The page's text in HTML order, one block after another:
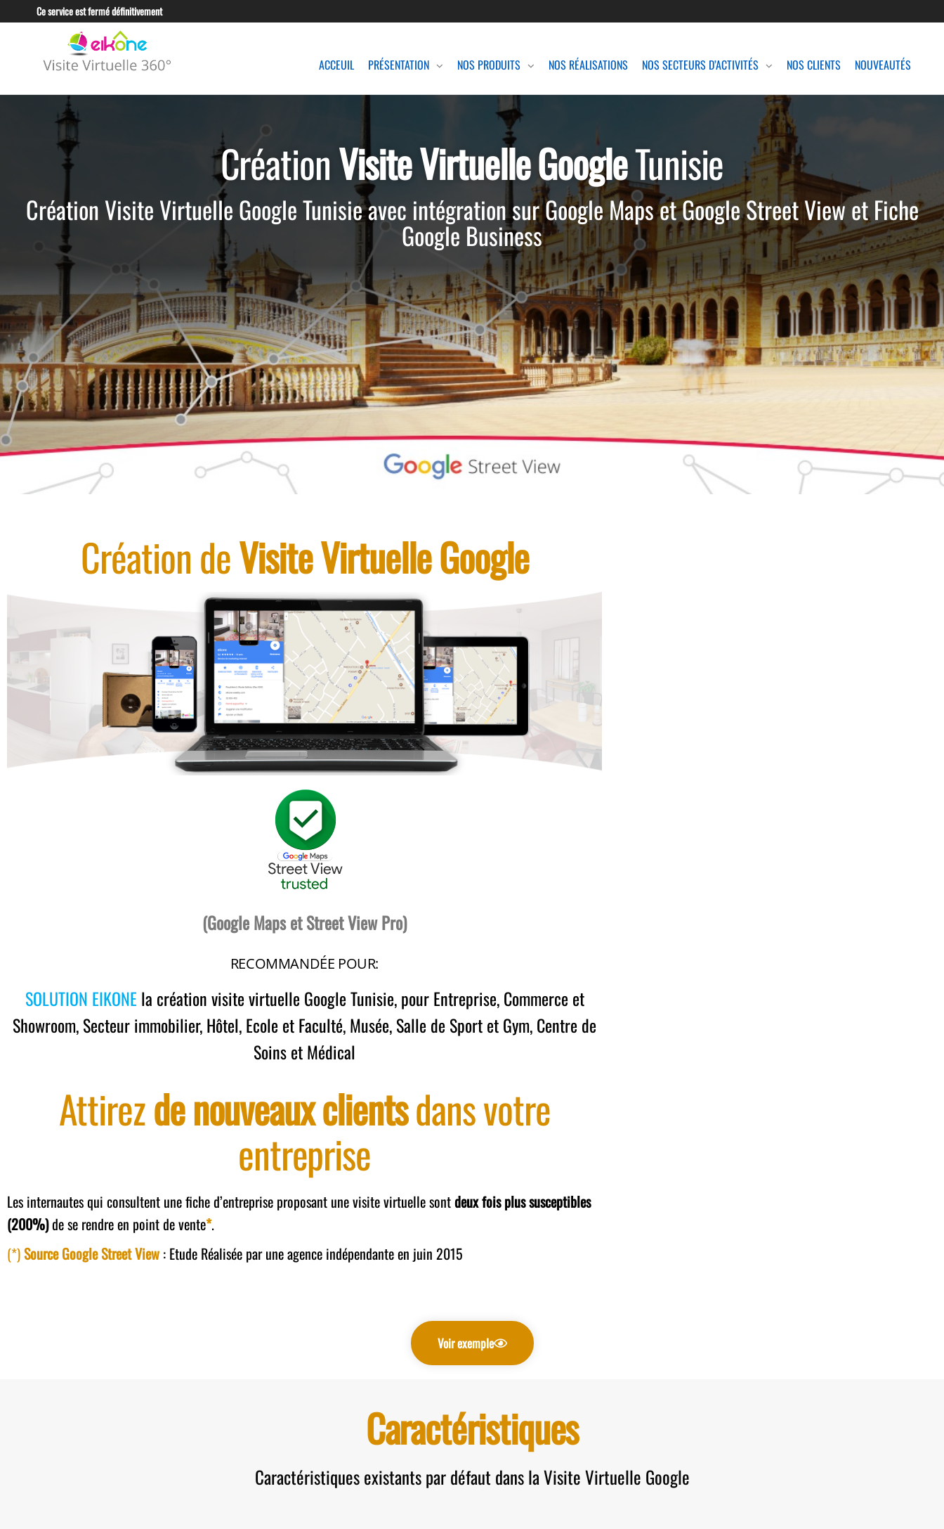
Ce service est fermé définitivement
360°
TUNISIE
ENTREPRISES
ACCEUIL PRÉSENTATION NOS PRODUITS NOS RÉALISATIONS NOS SECTEURS D’ACTIVITÉS NOS CLIENTS NOUVEAUTÉS
CréationVisite Virtuelle GoogleTunisie
Création Visite Virtuelle Google Tunisie avec intégration sur Google Maps et Google Street View et Fiche
Google Business
Création deVisite Virtuelle Google
(Google Maps et Street View Pro)
RECOMMANDÉE POUR:
SOLUTION EIKONE la création visite virtuelle Google Tunisie, pour Entreprise,Commerce et
Showroom,Secteur immobilier,Hôtel,Ecole et Faculté,Musée,Salle de Sport et Gym,Centre de
Soins et Médical
Attirezde nouveaux clientsdans votre
entreprise
Les internautes qui consultent une fiche d’entreprise proposant une visite virtuelle sontdeux fois plus susceptibles
(200%)de se rendre en point de vente*.
(*)Source Google Street View : Etude Réalisée par une agence indépendante en juin 2015
Voir exemple
Caractéristiques
Caractéristiques existants par défaut dans la Visite Virtuelle Google